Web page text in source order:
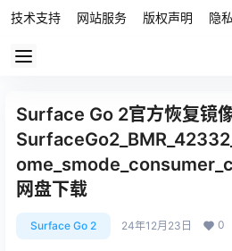
技术支持 网站服务 版权声明 隐
Surface Go 2官方恢复镜
网盘下载
Surface Go 2 24年12月23日 0